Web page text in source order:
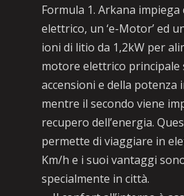
Formula 1. Arkana
elettrico, un ‘e-Motor’ ed
ioni di litio da 1,2kW per
motore elettrico principale
accensioni e della potenza
mentre il secondo viene
recupero dell’energia.
permette di viaggiare in
Km/h e i suoi vantaggi
specialmente in città.